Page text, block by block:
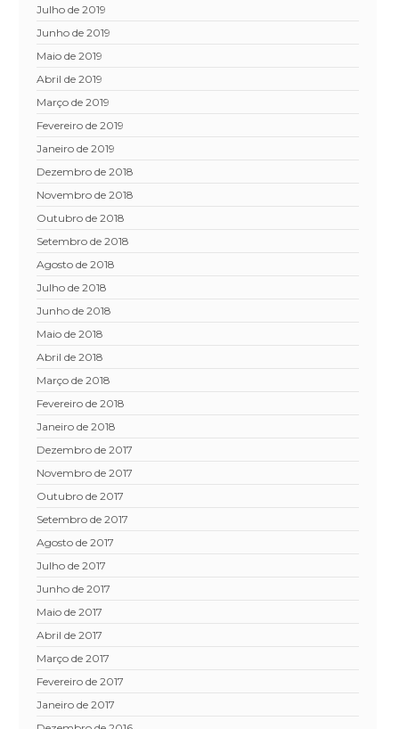
julho de 2019
junho de 2019
maio de 2019
abril de 2019
março de 2019
fevereiro de 2019
janeiro de 2019
dezembro de 2018
novembro de 2018
outubro de 2018
setembro de 2018
agosto de 2018
julho de 2018
junho de 2018
maio de 2018
abril de 2018
março de 2018
fevereiro de 2018
janeiro de 2018
dezembro de 2017
novembro de 2017
outubro de 2017
setembro de 2017
agosto de 2017
julho de 2017
junho de 2017
maio de 2017
abril de 2017
março de 2017
fevereiro de 2017
janeiro de 2017